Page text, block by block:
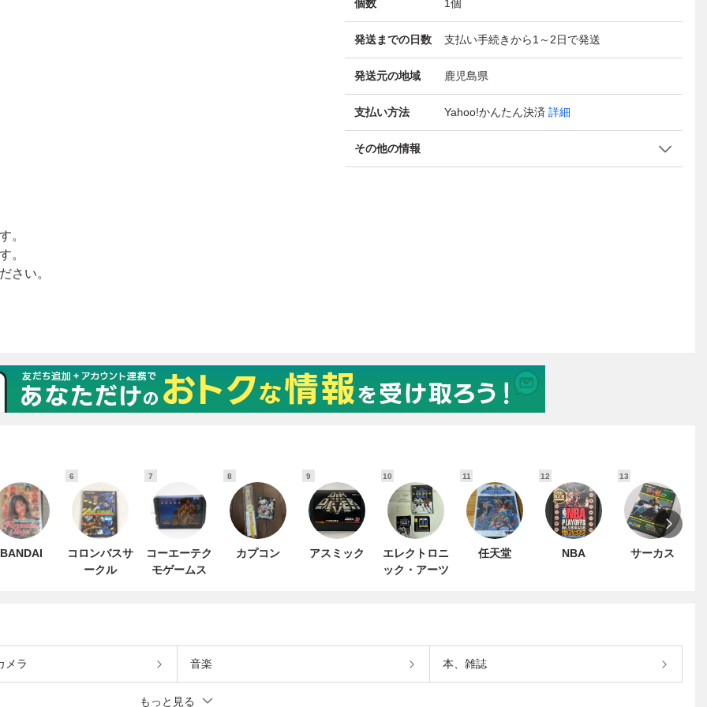
個数 1 個
発送までの日数 支払い手続きから1～2日で発送
発送元の地域 鹿児島県
支払い方法 Yahoo!かんたん決済 詳細
その他の情報
BANDAI
6
コロンバスサ
ークル
7
コーエーテク
モゲームス
8
カプコン
9
アスミック
10
エレクトロニ
ック・アーツ
11
任天堂
12
NBA
13
サーカス
メラ 音楽 本、雑誌
もっと見る